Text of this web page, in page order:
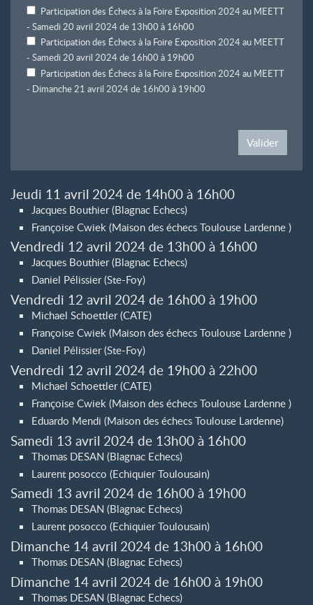
Participation des Échecs à la Foire Exposition 2024 au MEETT
- Samedi 20 avril 2024 de 13h00 à 16h00
Participation des Échecs à la Foire Exposition 2024 au MEETT
- Samedi 20 avril 2024 de 16h00 à 19h00
Participation des Échecs à la Foire Exposition 2024 au MEETT
- Dimanche 21 avril 2024 de 16h00 à 19h00
Valider
Jeudi 11 avril 2024 de 14h00 à 16h00
Jacques Bouthier (Blagnac Echecs)
Françoise Cwiek (Maison des échecs Toulouse Lardenne )
Vendredi 12 avril 2024 de 13h00 à 16h00
Jacques Bouthier (Blagnac Echecs)
Daniel Pélissier (Ste-Foy)
Vendredi 12 avril 2024 de 16h00 à 19h00
Michael Schoettler (CATE)
Françoise Cwiek (Maison des échecs Toulouse Lardenne )
Daniel Pélissier (Ste-Foy)
Vendredi 12 avril 2024 de 19h00 à 22h00
Michael Schoettler (CATE)
Françoise Cwiek (Maison des échecs Toulouse Lardenne )
Eduardo Mendi (Maison des échecs Toulouse Lardenne)
Samedi 13 avril 2024 de 13h00 à 16h00
Thomas DESAN (Blagnac Echecs)
Laurent posocco (Echiquier Toulousain)
Samedi 13 avril 2024 de 16h00 à 19h00
Thomas DESAN (Blagnac Echecs)
Laurent posocco (Echiquier Toulousain)
Dimanche 14 avril 2024 de 13h00 à 16h00
Thomas DESAN (Blagnac Echecs)
Dimanche 14 avril 2024 de 16h00 à 19h00
Thomas DESAN (Blagnac Echecs)